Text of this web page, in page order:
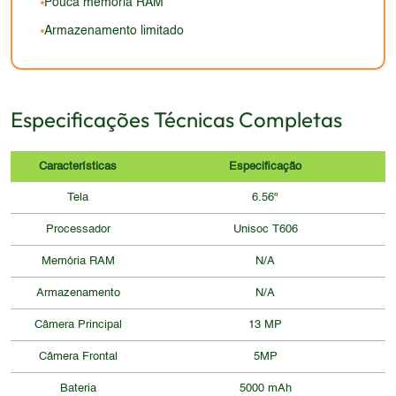
Pouca memória RAM
Armazenamento limitado
Especificações Técnicas Completas
Características Especificação
Tela 6.56"
Processador Unisoc T606
Memória RAM N/A
Armazenamento N/A
Câmera Principal 13 MP
Câmera Frontal 5MP
Bateria 5000 mAh